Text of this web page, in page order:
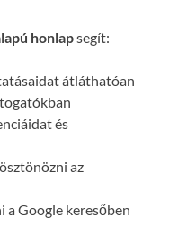
honlapsegít:
átláthatóan
és
az
a Google keresőben